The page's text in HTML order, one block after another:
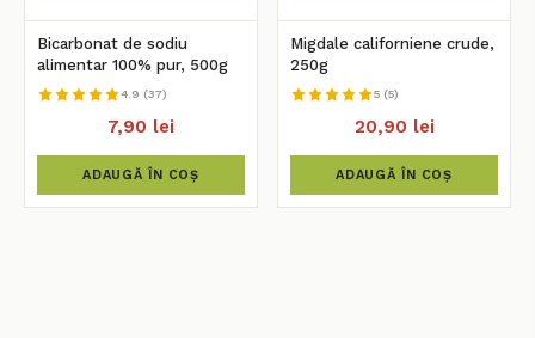
Bicarbonat de sodiu
alimentar 100% pur, 500g
4.9 (37)
7,90 lei
ADAUGĂ ÎN COȘ
Migdale californiene crude,
250g
5 (5)
20,90 lei
ADAUGĂ ÎN COȘ